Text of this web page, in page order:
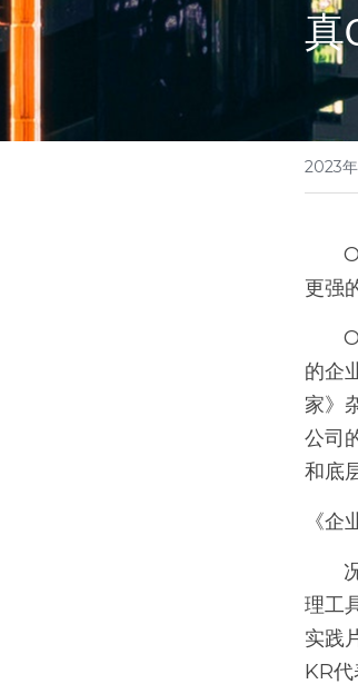
真
2023
更强
的企
家》
公司
和底
《
理工
实践
KR